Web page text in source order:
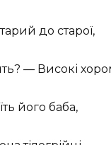
до старої,
— Високі
його баба,